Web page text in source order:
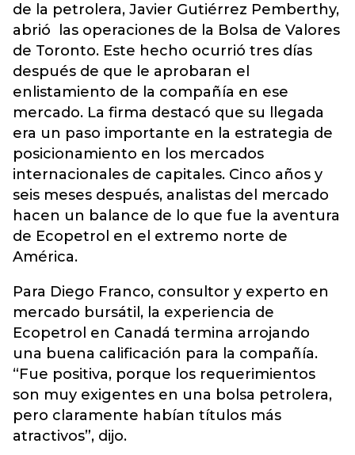
de la petrolera, Javier Gutiérrez Pemberthy,
abrió las operaciones de la Bolsa de Valores
de Toronto. Este hecho ocurrió tres días
después de que le aprobaran el
enlistamiento de la compañía en ese
mercado. La firma destacó que su llegada
era un paso importante en la estrategia de
posicionamiento en los mercados
internacionales de capitales. Cinco años y
seis meses después, analistas del mercado
hacen un balance de lo que fue la aventura
de Ecopetrol en el extremo norte de
América.
Para Diego Franco, consultor y experto en
mercado bursátil, la experiencia de
Ecopetrol en Canadá termina arrojando
una buena calificación para la compañía.
“Fue positiva, porque los requerimientos
son muy exigentes en una bolsa petrolera,
pero claramente habían títulos más
atractivos”, dijo.